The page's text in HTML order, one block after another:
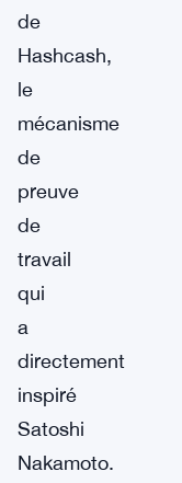
de
Hashcash,
le
mécanisme
de
preuve
de
travail
qui
a
directement
inspiré
Satoshi
Nakamoto.